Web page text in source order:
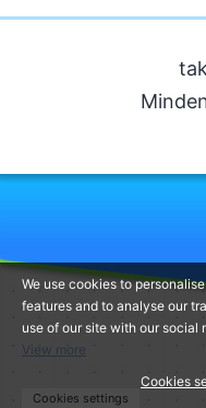
2022. november
2022. május
2021. szeptember
2021. augusztus
2020. június
2020. május
We use cookies to
features and to analyse our
use of our site with our social
View more
Cookies
Cookies settings